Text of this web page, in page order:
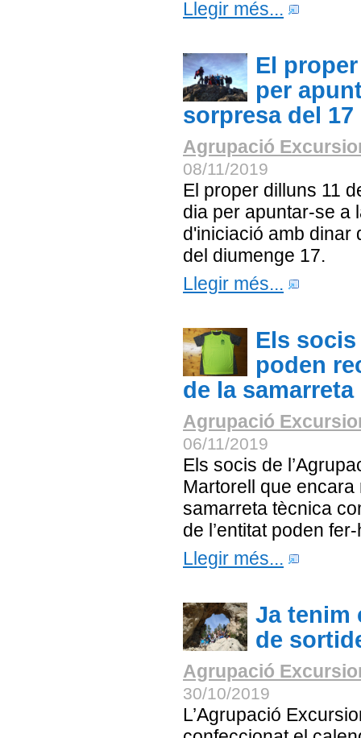
Llegir més...
El
per
sorpresa del
Agrupació
08/11/2019
El proper dilluns 11
dia per apuntar-se a
d'iniciació amb dinar
del diumenge 17.
Llegir més...
Els socis
poden
de la
Agrupació
06/11/2019
Els socis de
Martorell que
samarreta tècnica
de l’entitat poden
Llegir més...
Ja tenim
de
Agrupació
30/10/2019
L’Agrupació